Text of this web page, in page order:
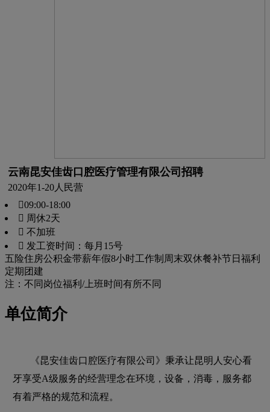
云南昆安佳齿口腔医疗管理有限公司招聘
2020年1-20人 民营
09:00-18:00
 周休2天
 不加班
 发工资时间：每月15号
五险住房公积金带薪年假8小时工作制 周末双休餐补节日福利
定期团建
注：不同岗位福利/上班时间有所不同
单位简介
《昆安佳齿口腔医疗有限公司》秉承让昆明人安心看
牙享受A级服务的经营理念在环境，设备，消毒，服务都
有着严格的规范和流程。